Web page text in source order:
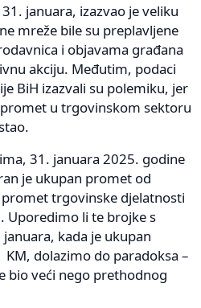
januara, izazvao je veliku
mreže bile su preplavljene
i objavama građana
akciju. Međutim, podaci
BiH izazvali su polemiku, jer
u trgovinskom sektoru
31. januara 2025. godine
je ukupan promet od
trgovinske djelatnosti
Uporedimo li te brojke s
kada je ukupan
dolazimo do paradoksa –
bio veći nego prethodnog